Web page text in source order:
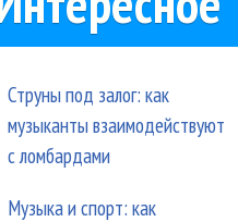
Струны под залог: как
музыканты взаимодействуют
с ломбардами
Музыка и спорт: как